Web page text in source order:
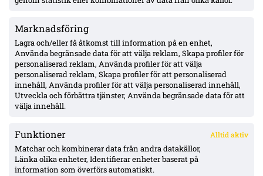
Marknadsföring
Lagra och/eller få åtkomst till information på en enhet,
Använda begränsade data för att välja reklam, Skapa profiler för
personaliserad reklam, Använda profiler för att välja
personaliserad reklam, Skapa profiler för att personaliserad
innehåll, Använda profiler för att välja personaliserad innehåll,
Utveckla och förbättra tjänster, Använda begränsade data för att
välja innehåll.
Funktioner Alltid aktiv
Matchar och kombinerar data från andra datakällor,
Länka olika enheter, Identifierar enheter baserat på
information som överförs automatiskt.
Hammarby 0–0 borta mot Raków: Hahn briljerar, hörnmål
bortdömt och Rydström hyllas inför returen
Isak Dahlqvist hattrick – Tromsø 5–0 borta mot CFR Cluj i
Conference League-kvalet
ÖVERSIKT
Nyheter & Reportage
Spelarbetyg